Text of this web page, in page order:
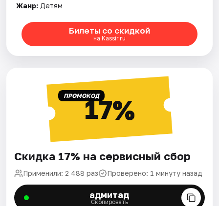
Жанр: Детям
Билеты со скидкой
на Kassir.ru
ПРОМОКОД17%
Скидка 17% на сервисный сбор
Применили: 2 488 раз Проверено: 1 минуту назад
адмитад
Скопировать